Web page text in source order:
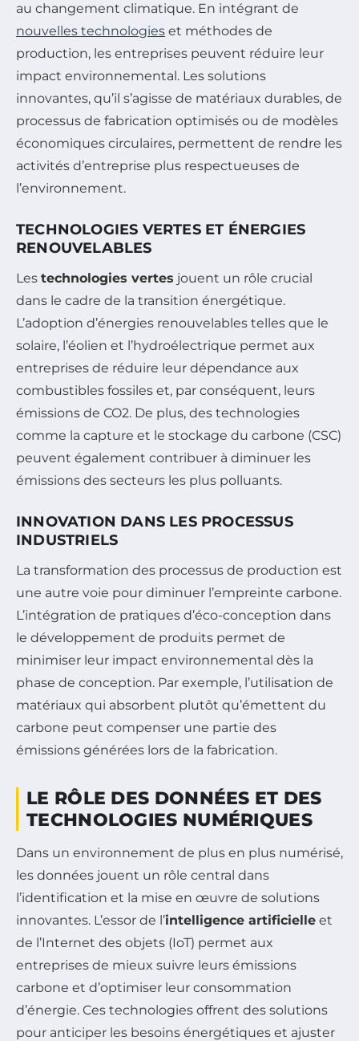
au changement climatique. En intégrant de
nouvelles technologies et méthodes de
production, les entreprises peuvent réduire leur
impact environnemental. Les solutions
innovantes, qu’il s’agisse de matériaux durables, de
processus de fabrication optimisés ou de modèles
économiques circulaires, permettent de rendre les
activités d’entreprise plus respectueuses de
l’environnement.
TECHNOLOGIES VERTES ET ÉNERGIES
RENOUVELABLES
Les technologies vertes jouent un rôle crucial
dans le cadre de la transition énergétique.
L’adoption d’énergies renouvelables telles que le
solaire, l’éolien et l’hydroélectrique permet aux
entreprises de réduire leur dépendance aux
combustibles fossiles et, par conséquent, leurs
émissions de CO2. De plus, des technologies
comme la capture et le stockage du carbone (CSC)
peuvent également contribuer à diminuer les
émissions des secteurs les plus polluants.
INNOVATION DANS LES PROCESSUS
INDUSTRIELS
La transformation des processus de production est
une autre voie pour diminuer l’empreinte carbone.
L’intégration de pratiques d’éco-conception dans
le développement de produits permet de
minimiser leur impact environnemental dès la
phase de conception. Par exemple, l’utilisation de
matériaux qui absorbent plutôt qu’émettent du
carbone peut compenser une partie des
émissions générées lors de la fabrication.
LE RÔLE DES DONNÉES ET DES
TECHNOLOGIES NUMÉRIQUES
Dans un environnement de plus en plus numérisé,
les données jouent un rôle central dans
l’identification et la mise en œuvre de solutions
innovantes. L’essor de l’intelligence artificielle et
de l’Internet des objets (IoT) permet aux
entreprises de mieux suivre leurs émissions
carbone et d’optimiser leur consommation
d’énergie. Ces technologies offrent des solutions
pour anticiper les besoins énergétiques et ajuster